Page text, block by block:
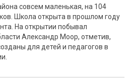
совсем маленькая, на 104
Школа открыта в прошлом году
На открытии побывал
Александр Моор, отметив,
для детей и педагогов в